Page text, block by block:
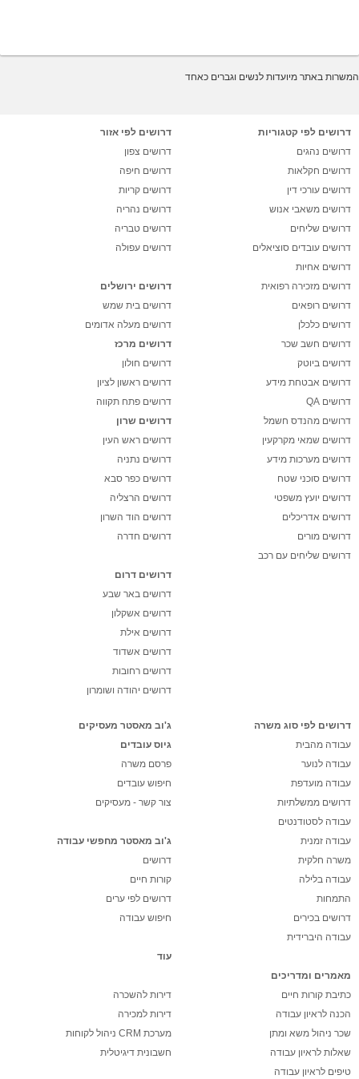
המשרות באתר מיועדות לנשים וגברים כאחד
דרושים לפי קטגוריות
דרושים נהגים
דרושים חקלאות
דרושים עורכי דין
דרושים משאבי אנוש
דרושים שליחים
דרושים עובדים סוציאלים
דרושים אחיות
דרושים מזכירה רפואית
דרושים רופאים
דרושים כלכלן
דרושים חשב שכר
דרושים ביוטק
דרושים אבטחת מידע
דרושים QA
דרושים מהנדס חשמל
דרושים שמאי מקרקעין
דרושים מערכות מידע
דרושים סוכני שטח
דרושים יועץ משפטי
דרושים אדריכלים
דרושים מורים
דרושים שליחים עם רכב
דרושים לפי אזור
דרושים צפון
דרושים חיפה
דרושים קריות
דרושים נהריה
דרושים טבריה
דרושים עפולה
דרושים ירושלים
דרושים בית שמש
דרושים מעלה אדומים
דרושים מרכז
דרושים חולון
דרושים ראשון לציון
דרושים פתח תקווה
דרושים שרון
דרושים ראש העין
דרושים נתניה
דרושים כפר סבא
דרושים הרצליה
דרושים הוד השרון
דרושים חדרה
דרושים דרום
דרושים באר שבע
דרושים אשקלון
דרושים אילת
דרושים אשדוד
דרושים רחובות
דרושים יהודה ושומרון
דרושים לפי סוג משרה
עבודה מהבית
עבודה לנוער
עבודה מועדפת
דרושים ממשלתיות
עבודה לסטודנטים
עבודה זמנית
משרה חלקית
עבודה בלילה
התמחות
דרושים בכירים
עבודה היברידית
מאמרים ומדריכים
כתיבת קורות חיים
הכנה לראיון עבודה
שכר ניהול משא ומתן
שאלות לראיון עבודה
טיפים לראיון עבודה
ג'וב מאסטר מעסיקים
גיוס עובדים
פרסם משרה
חיפוש עובדים
צור קשר - מעסיקים
ג'וב מאסטר מחפשי עבודה
דרושים
קורות חיים
דרושים לפי ערים
חיפוש עבודה
עוד
דירות להשכרה
דירות למכירה
מערכת CRM ניהול לקוחות
חשבונית דיגיטלית